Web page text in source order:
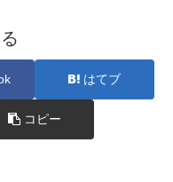
はてブ
コピー